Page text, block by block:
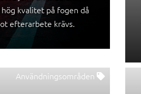
kvalitet på fogen då
efterarbete krävs.
Användningsområden